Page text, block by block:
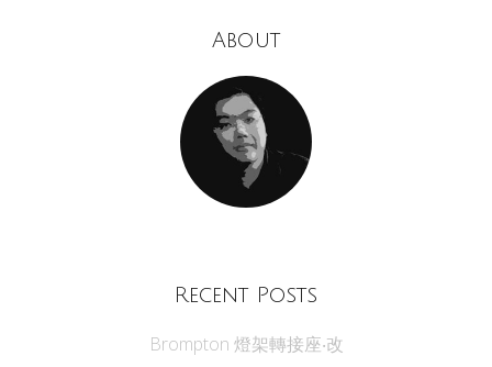
About
Recent Posts
Brompton 燈架轉接座‧改